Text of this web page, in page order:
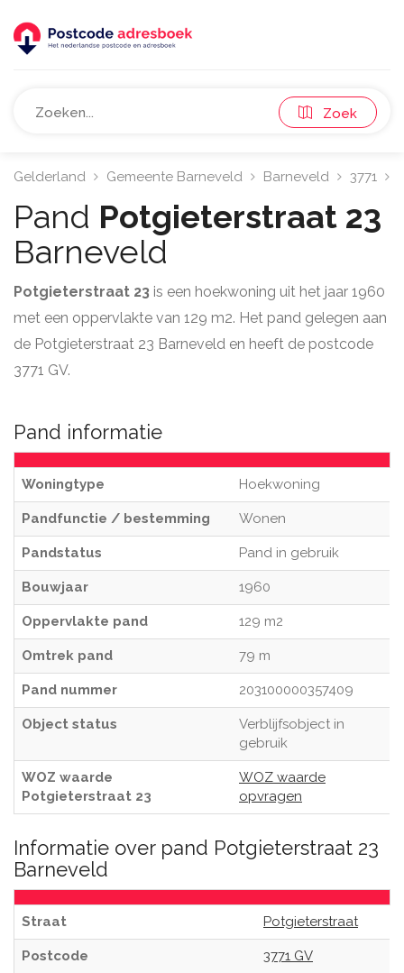
Zoek
Gelderland Gemeente Barneveld Barneveld 3771
Pand Potgieterstraat 23
Barneveld
Potgieterstraat 23 is een hoekwoning uit het jaar 1960
met een oppervlakte van 129 m2. Het pand gelegen aan
de Potgieterstraat 23 Barneveld en heeft de postcode
3771 GV.
Pand informatie
Woningtype Hoekwoning
Pandfunctie / bestemming Wonen
Pandstatus Pand in gebruik
Bouwjaar 1960
Oppervlakte pand 129 m2
Omtrek pand 79 m
Pand nummer 203100000357409
Object status
Verblijfsobject in
gebruik
WOZ waarde
Potgieterstraat 23
WOZ waarde
opvragen
Informatie over pand Potgieterstraat 23
Barneveld
Straat Potgieterstraat
Postcode 3771 GV